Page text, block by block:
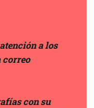
a los
correo
con su